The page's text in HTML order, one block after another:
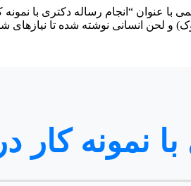
با عنوان “انجام رساله دکتری با
لحن انسانی نوشته شده تا نیازهای
با نمونه